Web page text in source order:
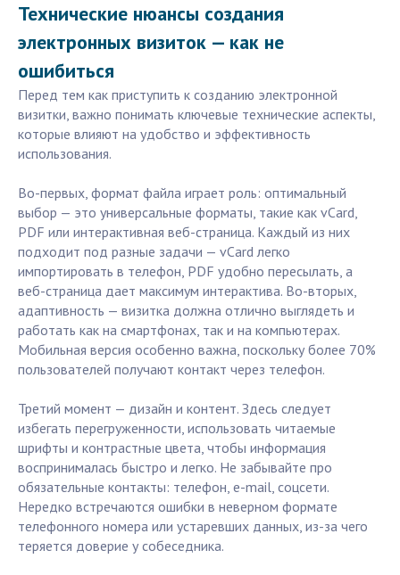
Технические нюансы создания
электронных визиток — как не
ошибиться
Перед тем как приступить к созданию электронной
визитки, важно понимать ключевые технические аспекты,
которые влияют на удобство и эффективность
использования.
Во-первых, формат файла играет роль: оптимальный
выбор — это универсальные форматы, такие как vCard,
PDF или интерактивная веб-страница. Каждый из них
подходит под разные задачи — vCard легко
импортировать в телефон, PDF удобно пересылать, а
веб-страница дает максимум интерактива. Во-вторых,
адаптивность — визитка должна отлично выглядеть и
работать как на смартфонах, так и на компьютерах.
Мобильная версия особенно важна, поскольку более 70%
пользователей получают контакт через телефон.
Третий момент — дизайн и контент. Здесь следует
избегать перегруженности, использовать читаемые
шрифты и контрастные цвета, чтобы информация
воспринималась быстро и легко. Не забывайте про
обязательные контакты: телефон, e-mail, соцсети.
Нередко встречаются ошибки в неверном формате
телефонного номера или устаревших данных, из-за чего
теряется доверие у собеседника.